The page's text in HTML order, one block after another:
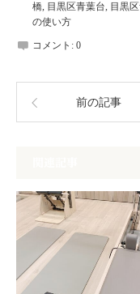
橋, 目黒区青葉台, 目黒
の使い方
コメント: 0
前の記事